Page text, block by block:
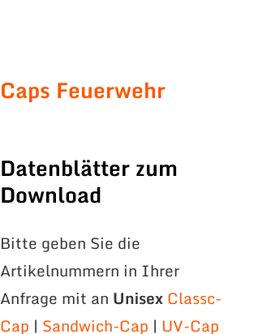
Caps Feuerwehr
Datenblätter zum
Download
Bitte geben Sie die
Artikelnummern in Ihrer
Anfrage mit an UnisexClassc-
Cap | Sandwich-Cap | UV-Cap